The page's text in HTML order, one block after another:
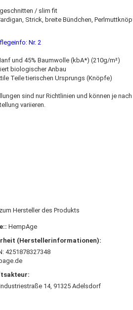
/ slim fit
Strick, breite Bündchen,
Nr. 2
und 45% Baumwolle (kbA*) (210g/m²)
biologischer Anbau
Teile tierischen Ursprungs (Knöpfe)
sind nur Richtlinien und können je nach
variieren.
Hersteller des Produkts
HempAge
(Herstellerinformationen):
4251878327348
14, 91325 Adelsdorf